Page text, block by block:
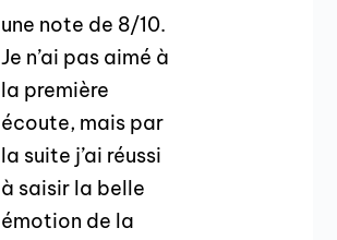
une note de 8/10.
Je n’ai pas aimé à
la première
écoute, mais par
la suite j’ai réussi
à saisir la belle
émotion de la